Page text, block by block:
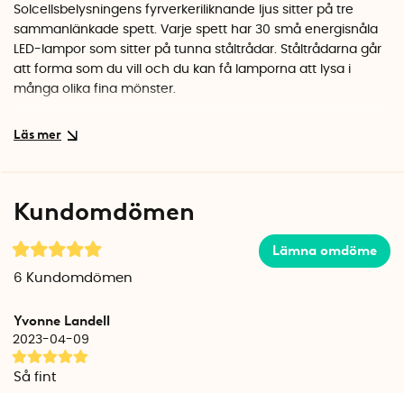
Solcellsbelysningens fyrverkeriliknande ljus sitter på tre
sammanlänkade spett. Varje spett har 30 små energisnåla
LED-lampor som sitter på tunna ståltrådar. Ståltrådarna går
att forma som du vill och du kan få lamporna att lysa i
många olika fina mönster.
De tre spetten med belysning sticks enkelt ner i jorden och
platser som ligger i skuggan så länge solcellspanelen
För att ge batteriet en så bra start som möjligt kan du sätta
stå kvar på Auto. Det är rekommenderat att förvara
solcellsbelysningen inomhus över vintern.
Kundomdömen
Lämna omdöme
6 Kundomdömen
Yvonne Landell
2023-04-09
Så fint